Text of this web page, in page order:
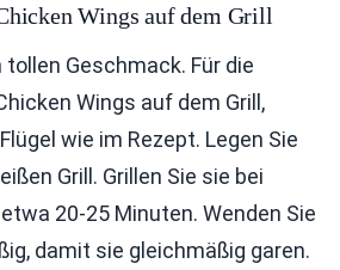
Wings auf dem Grill
Geschmack. Für die
Wings auf dem Grill,
wie im Rezept. Legen Sie
Grill. Grillen Sie sie bei
20-25 Minuten. Wenden Sie
damit sie gleichmäßig garen.